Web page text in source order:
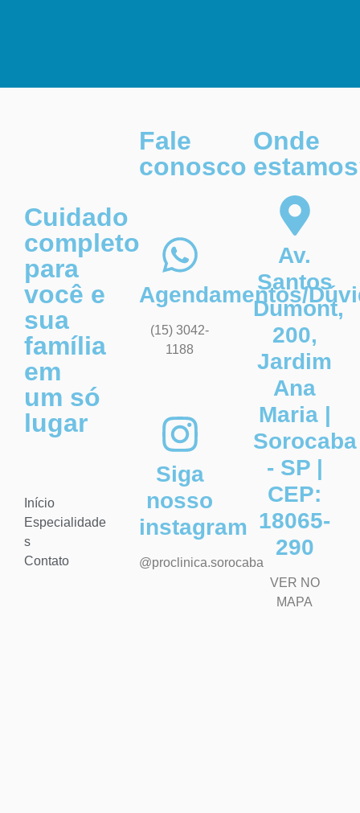
Cuidado
completo
para
você e
sua
família
em
um só
lugar
Início
Especialidade
s
Contato
Fale
conosco
Agendamentos/
(15) 3042-
1188
Siga
nosso
instagram
@proclinica.sorocaba
Onde
Av.
Santos
Dumont,
200,
Jardim
Ana
Maria |
Sorocaba
- SP |
CEP:
18065-
290
VER NO
MAPA